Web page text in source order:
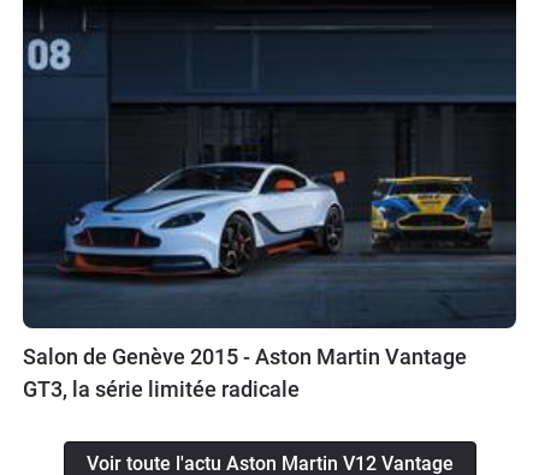
Salon de Genève 2015 - Aston Martin Vantage
GT3, la série limitée radicale
Voir toute l'actu Aston Martin V12 Vantage